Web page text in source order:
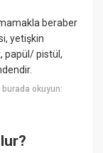
beraber
yetişkin
papül/ pistül,
burada okuyun: